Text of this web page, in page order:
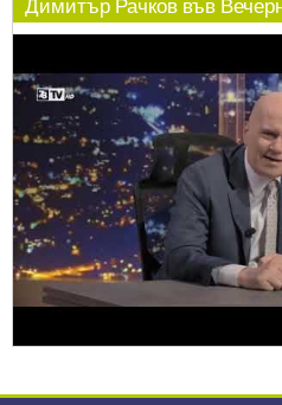
Димитър Рачков във